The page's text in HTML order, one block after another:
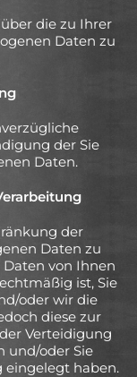
die zu Ihrer
Daten zu
der Sie
Daten.
der
Daten zu
von Ihnen
ist, Sie
oder wir die
diese zur
Verteidigung
und/oder Sie
eingelegt haben.